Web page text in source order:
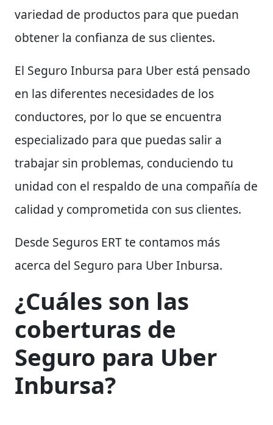
variedad de productos para que puedan
obtener la confianza de sus clientes.
El Seguro Inbursa para Uber está pensado
en las diferentes necesidades de los
conductores, por lo que se encuentra
especializado para que puedas salir a
trabajar sin problemas, conduciendo tu
unidad con el respaldo de una compañía de
calidad y comprometida con sus clientes.
Desde Seguros ERT te contamos más
acerca del Seguro para Uber Inbursa.
¿Cuáles son las
coberturas de
Seguro para Uber
Inbursa?